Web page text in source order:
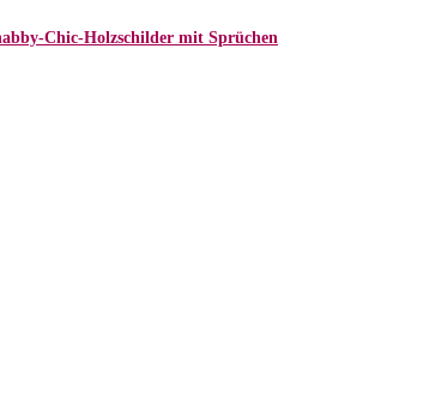
Chic-Holzschilder mit Sprüchen